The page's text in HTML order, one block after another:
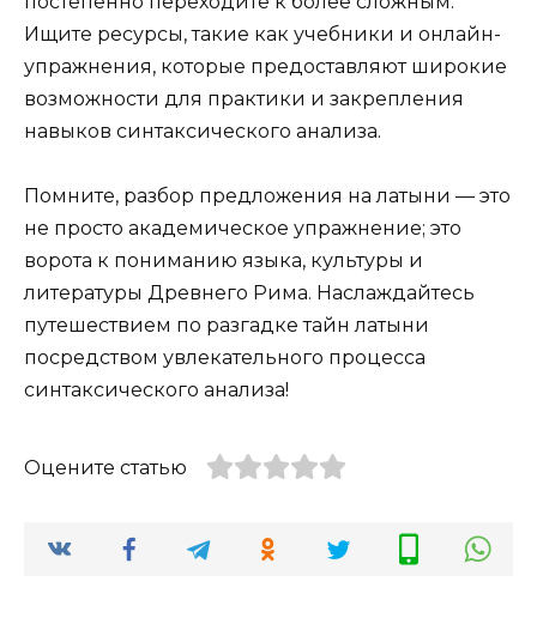
Ищите ресурсы, такие как учебники и онлайн-
упражнения, которые предоставляют широкие
возможности для практики и закрепления
навыков синтаксического анализа.
Помните, разбор предложения на латыни — это
не просто академическое упражнение; это
ворота к пониманию языка, культуры и
литературы Древнего Рима. Наслаждайтесь
путешествием по разгадке тайн латыни
посредством увлекательного процесса
синтаксического анализа!
Оцените статью